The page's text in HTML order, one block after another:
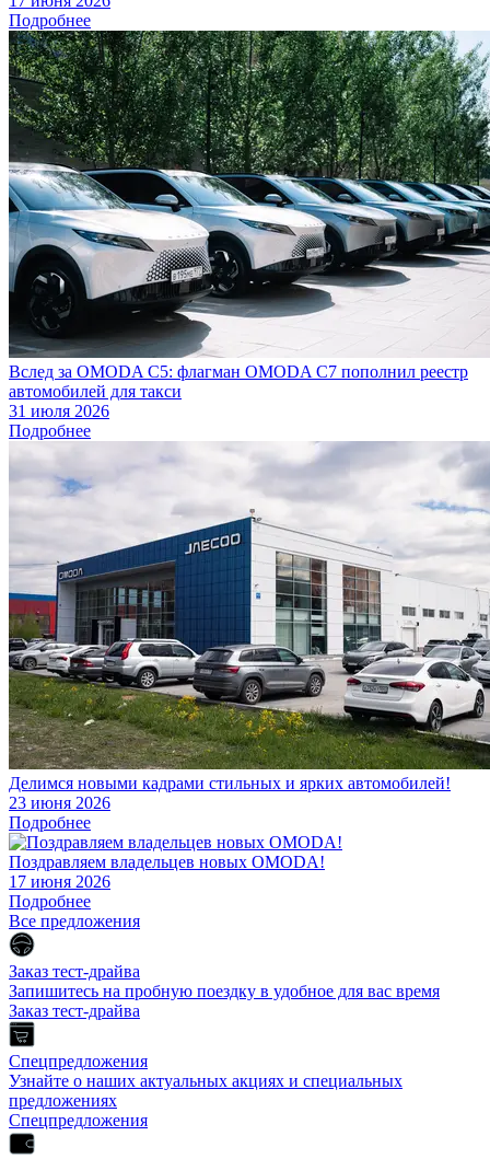
Подробнее
Вслед за OMODA C5: флагман OMODA C7 пополнил реестр
автомобилей для такси
31 июля 2026
Подробнее
Делимся новыми кадрами стильных и ярких автомобилей!
23 июня 2026
Подробнее
Поздравляем владельцев новых OMODA!
17 июня 2026
Подробнее
Все предложения
Заказ тест-драйва
Запишитесь на пробную поездку в удобное для вас время
Заказ тест-драйва
Спецпредложения
Узнайте о наших актуальных акциях и специальных
предложениях
Спецпредложения